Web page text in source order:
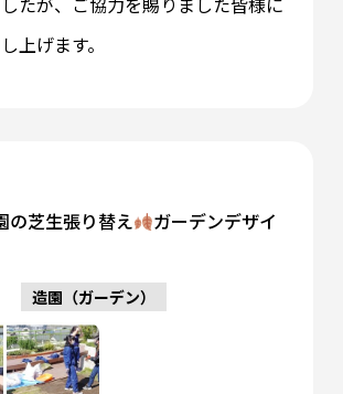
上げます。
の芝生張り替え
ガーデンデザイ
造園（ガーデン）